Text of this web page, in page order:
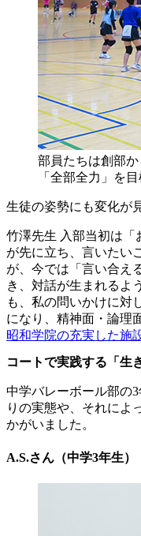
部員たちは創部か
「全部全力」を
生徒の姿勢にも変化が
竹澤先生 入部当初は「
が先に立ち、言いたい
が、今では「言い合え
き、対話が生まれるよ
も、私の問いかけに対
になり、精神面・論理
昭和学院の充実した施
コートで実践する「生
中学バレーボール部の
りの実態や、それによ
かがいました。
A.S.さん（中学3年生）